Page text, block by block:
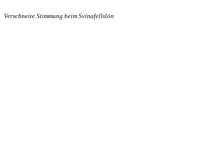
Verschneite Stimmung beim Svínafellslón